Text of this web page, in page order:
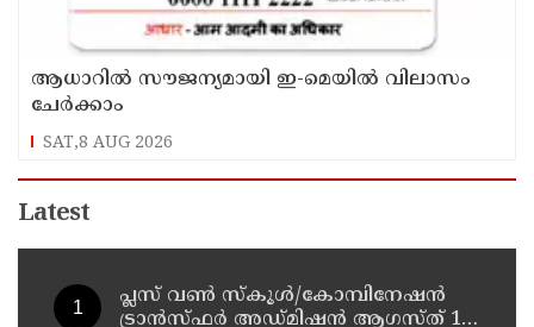
ആധാറിൽ സൗജന്യമായി ഇ-മെയിൽ വിലാസം
ചേർക്കാം
SAT,8 AUG 2026
Latest
പ്ലസ് വൺ സ്‌കൂൾ/കോമ്പിനേഷൻ
ട്രാൻസ്ഫർ അഡ്മിഷൻ ആഗസ്ത് 10,